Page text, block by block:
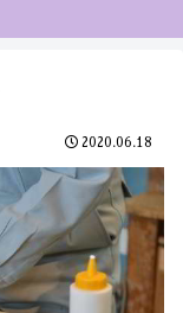
2020.06.18